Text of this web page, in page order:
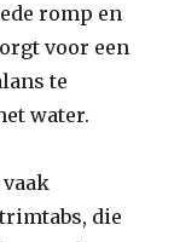
romp en
voor een
te
water.
die